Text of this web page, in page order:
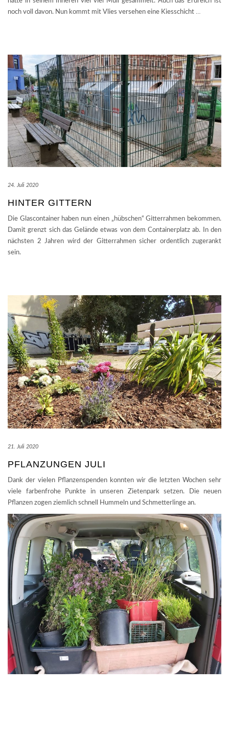
noch voll davon. Nun kommt mit Vlies versehen eine Kiesschicht …
24. Juli 2020
HINTER GITTERN
Die Glascontainer haben nun einen „hübschen“ Gitterrahmen bekommen.
Damit grenzt sich das Gelände etwas von dem Containerplatz ab. In den
nächsten 2 Jahren wird der Gitterrahmen sicher ordentlich zugerankt
sein.
21. Juli 2020
PFLANZUNGEN JULI
Dank der vielen Pflanzenspenden konnten wir die letzten Wochen sehr
viele farbenfrohe Punkte in unseren Zietenpark setzen. Die neuen
Pflanzen zogen ziemlich schnell Hummeln und Schmetterlinge an.